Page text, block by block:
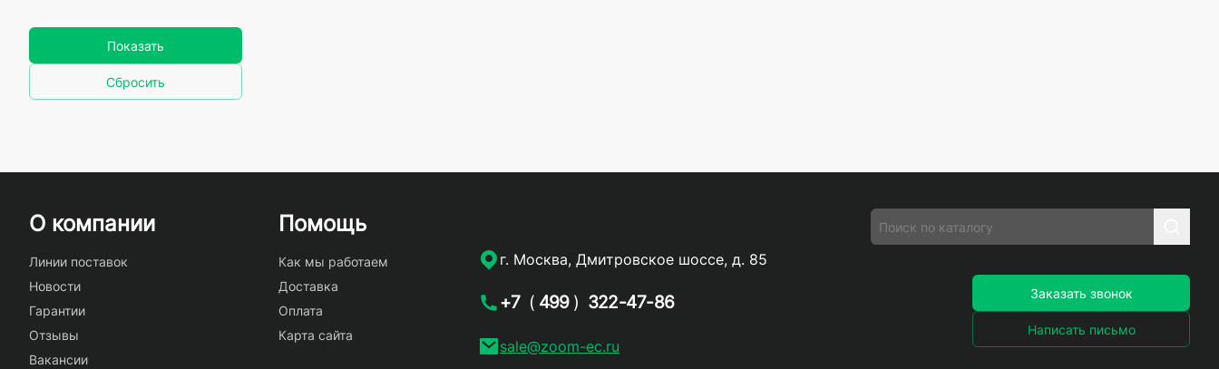
Показать
Сбросить
О компании
Линии поставок
Новости
Гарантии
Отзывы
Вакансии
Помощь
Как мы работаем
Доставка
Оплата
Карта сайта
г. Москва, Дмитровское шоссе, д. 85
+7 ( 499 ) 322-47-86
sale@zoom-ec.ru
Заказать звонок
Написать письмо